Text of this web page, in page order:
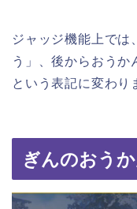
ジャッジ機能上では
う」、後からおうか
という表記に変わり
ぎんのおう